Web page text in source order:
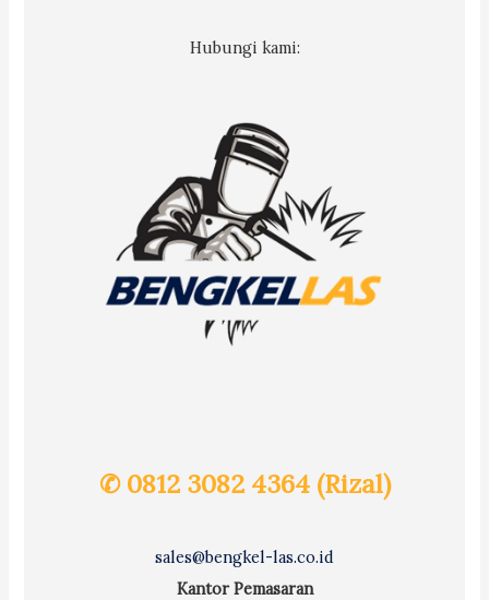
Hubungi kami:
✆ 0812 3082 4364 (Rizal)
sales@bengkel-las.co.id
Kantor Pemasaran